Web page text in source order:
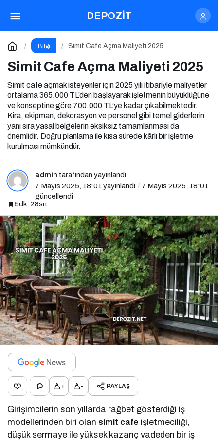
DEPOZİT
Bilgi Simit Cafe Açma Maliyeti 2025
Simit Cafe Açma Maliyeti 2025
Simit cafe açmak isteyenler için 2025 yılı itibariyle maliyetler
ortalama 365.000 TL’den başlayarak işletmenin büyüklüğüne
ve konseptine göre 700.000 TL’ye kadar çıkabilmektedir.
Kira, ekipman, dekorasyon ve personel gibi temel giderlerin
yanı sıra yasal belgelerin eksiksiz tamamlanması da
önemlidir. Doğru planlama ile kısa sürede kârlı bir işletme
kurulması mümkündür.
admin tarafından yayınlandı
7 Mayıs 2025, 18:01 yayınlandı
7 Mayıs 2025, 18:01
güncellendi
5dk, 28sn
+ - PAYLAŞ
Girişimcilerin son yıllarda rağbet gösterdiği iş
modellerinden biri olan simit cafe işletmeciliği,
düşük sermaye ile yüksek kazanç vadeden bir iş
Simit Cafe Açma Maliyeti 2025
Yorum Yap